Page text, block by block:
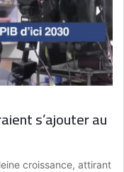
s’ajouter au
croissance, attirant